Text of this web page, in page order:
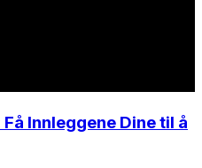
Innleggene Dine til å